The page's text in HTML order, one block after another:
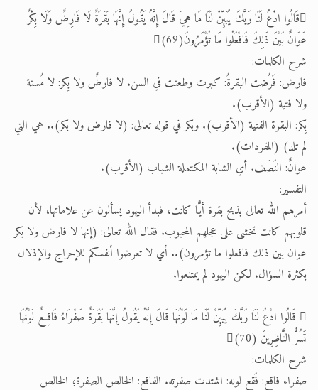
قَالُوا ادْعُ لَنَا رَبَّكَ يُبَيِّنْ لَنَا مَا هِيَ قَالَ إِنَّهُ يَقُولُ إِنَّهَا بَقَرَةٌ لَا فَارِضٌ وَلَا بِكْرٌ
عَوَانٌ بَيْنَ ذَلِكَ فَافْعَلُوا مَا تُؤْمَرُونَ(69)
شرح الكلمات:
فارض: فَرُضت البقرةُ: كبرت وطعنت في السن. لا فارضٌ ولا بِكر: لا مُسنة
ولا فتية (الأقرب).
بِكر: البقرة الفتية (الأقرب). وبكر في قوله تعالى: (لا فارض ولا بكر).. هي التي
لم تلد) (المفردات).
عوانٌ: النَصَف. أي الشابة المكتملة الشباب (الأقرب).
التفسير:
أمرهم الله تعالى بذبح بقرة أيًّا كانت، فبدأ اليهود يسألون عن علاماتها، لأن
قلوبهم كانت تخشى على عجلهم المحبوب. فقال الله تعالى: (إنها لا فارض ولا بكر
عوان بين ذلك فافعلوا ما تؤمرون).. أي لا تعرضوا أنفسكم للإحراج والإذلال
بكثرة السؤال. لكن اليهود لم يمتنعوا.
 قَالُوا ادْعُ لَنَا رَبَّكَ يُبَيِّنْ لَنَا مَا لَوْنُهَا قَالَ إِنَّهُ يَقُولُ إِنَّهَا بَقَرَةٌ صَفْرَاءُ فَاقِعٌ لَوْنُهَا
تَسُرُّ النَّاظِرِينَ (70)
شرح الكلمات:
صفراء فاقع: فَقع لونه: اشتدت صفرته. الفاقع: الخالص الصفرة؛ الخالص